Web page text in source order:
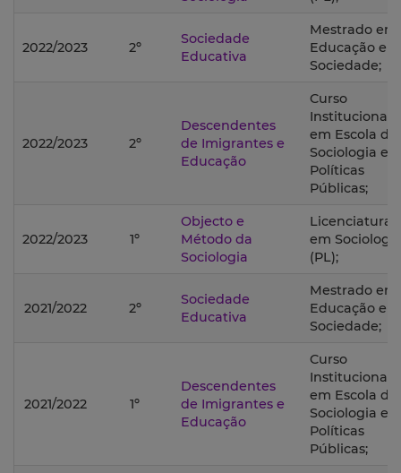
2022/2023 2º
Sociedade
Educativa
Mestrado em
Educação e
Sociedade;
2022/2023 2º
Descendentes
de Imigrantes e
Educação
Curso
Institucional
em Escola de
Sociologia e
Políticas
Públicas;
2022/2023 1º
Objecto e
Método da
Sociologia
Licenciatura
em Sociologia
(PL);
2021/2022 2º
Sociedade
Educativa
Mestrado em
Educação e
Sociedade;
2021/2022 1º
Descendentes
de Imigrantes e
Educação
Curso
Institucional
em Escola de
Sociologia e
Políticas
Públicas;